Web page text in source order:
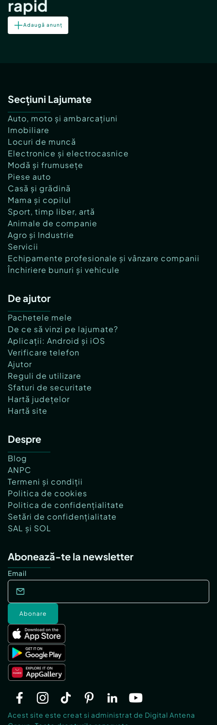
rapid
Adaugă anunț
Secțiuni Lajumate
Auto, moto și ambarcațiuni
Imobiliare
Locuri de muncă
Electronice și electrocasnice
Modă și frumusețe
Piese auto
Casă și grădină
Mama și copilul
Sport, timp liber, artă
Animale de companie
Agro și Industrie
Servicii
Echipamente profesionale și vânzare companii
Închiriere bunuri și vehicule
De ajutor
Pachetele mele
De ce să vinzi pe lajumate?
Aplicații: Android și iOS
Verificare telefon
Ajutor
Reguli de utilizare
Sfaturi de securitate
Hartă județelor
Hartă site
Despre
Blog
ANPC
Termeni și condiții
Politica de cookies
Politica de confidențialitate
Setări de confidențialitate
SAL și SOL
Abonează-te la newsletter
Email
Abonare
Acest site este creat si administrat de Digital Antena